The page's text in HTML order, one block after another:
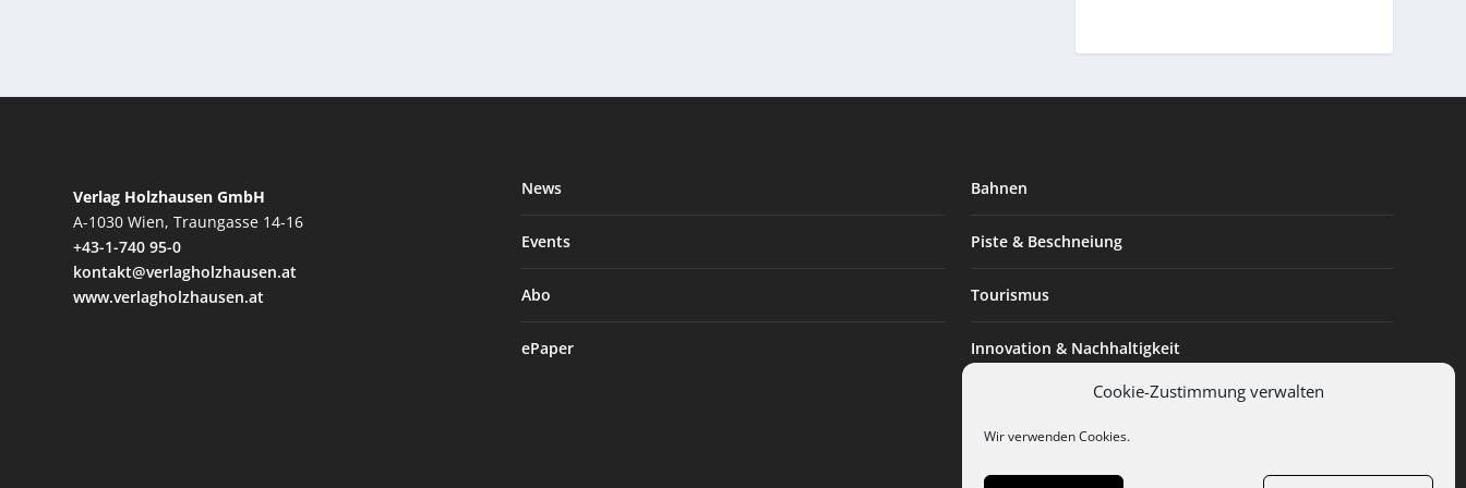
Cookie-Zustimmung verwalten
Wir verwenden Cookies.
Verlag Holzhausen GmbH
A-1030 Wien, Traungasse 14-16
+43-1-740 95-0
kontakt@verlagholzhausen.at
www.verlagholzhausen.at
News
Events
Abo
ePaper
Bahnen
Piste & Beschneiung
Tourismus
Innovation & Nachhaltigkeit
Expertise & Technik